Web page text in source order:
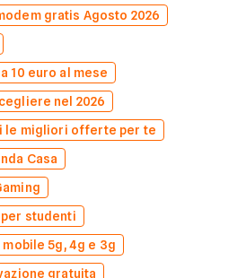
gratis Agosto 2026
10 euro al mese
nel 2026
le migliori offerte per te
Casa
studenti
5g, 4g e 3g
gratuita